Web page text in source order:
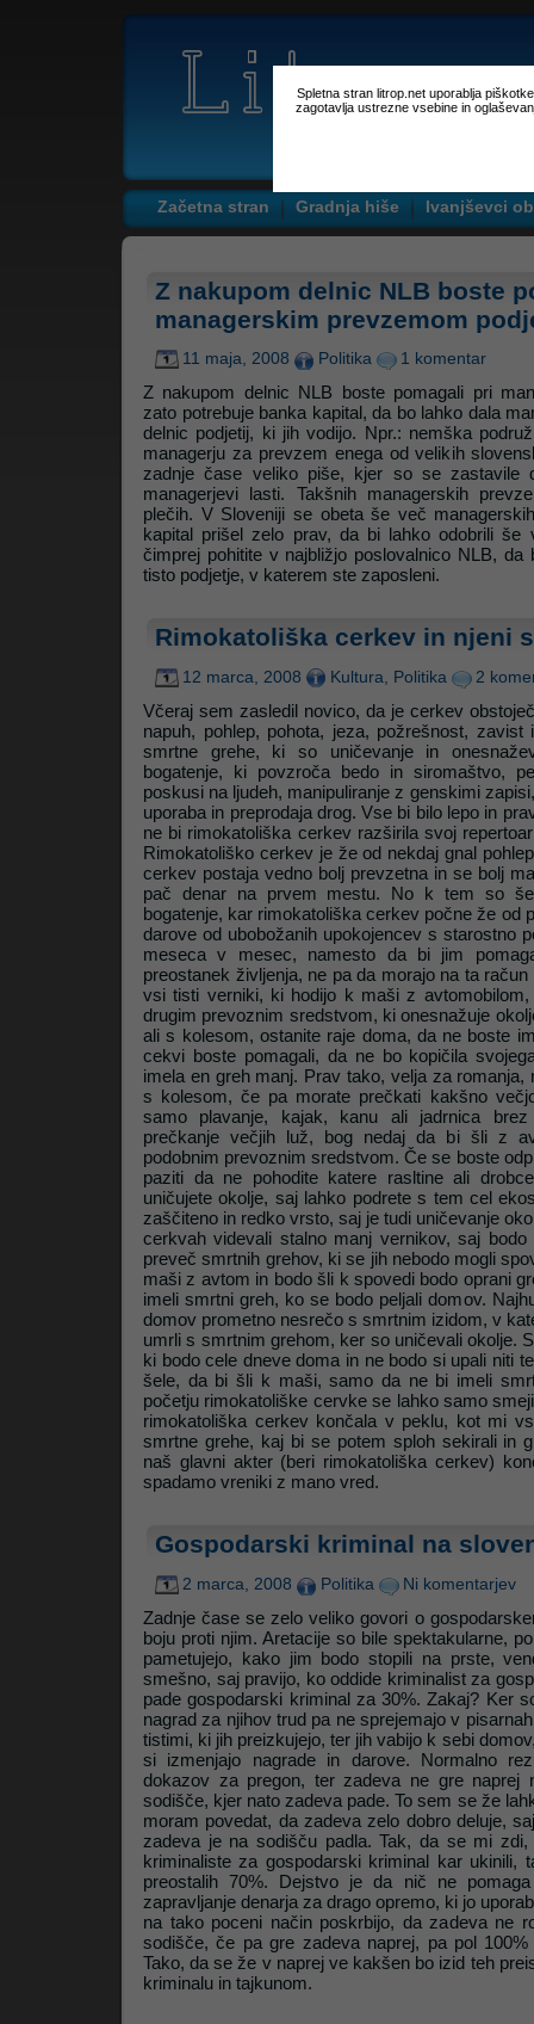
Spletna stran litrop.net uporablja
zagotavlja ustrezne vsebine in
Začetna stran Gradnja hiše Ivanjševci
Z nakupom delnic NLB boste
managerskim prevzemom
11 maja, 2008 Politika 1 komentar
Z nakupom delnic NLB boste pomagali pri
zato potrebuje banka kapital, da bo lahko dala
delnic podjetij, ki jih vodijo. Npr.: nemška
managerju za prevzem enega od velikih
zadnje čase veliko piše, kjer so se zastavile
managerjevi lasti. Takšnih managerskih
plečih. V Sloveniji se obeta še več
kapital prišel zelo prav, da bi lahko odobrili še
čimprej pohitite v najbližjo poslovalnico NLB, da
tisto podjetje, v katerem ste zaposleni.
Rimokatoliška cerkev in njeni
12 marca, 2008 Kultura, Politika 2
Včeraj sem zasledil novico, da je cerkev
napuh, pohlep, pohota, jeza, požrešnost,
smrtne grehe, ki so uničevanje in
bogatenje, ki povzroča bedo in siromaštvo,
poskusi na ljudeh, manipuliranje z genskimi
uporaba in preprodaja drog. Vse bi bilo lepo in
ne bi rimokatoliška cerkev razširila svoj
Rimokatoliško cerkev je že od nekdaj gnal
cerkev postaja vedno bolj prevzetna in se bolj
pač denar na prvem mestu. No k tem so še
bogatenje, kar rimokatoliška cerkev počne že od
darove od ubobožanih upokojencev s starostno
meseca v mesec, namesto da bi jim
preostanek življenja, ne pa da morajo na ta
vsi tisti verniki, ki hodijo k maši z
drugim prevoznim sredstvom, ki onesnažuje
ali s kolesom, ostanite raje doma, da ne boste
cekvi boste pomagali, da ne bo kopičila
imela en greh manj. Prav tako, velja za romanja,
s kolesom, če pa morate prečkati kakšno
samo plavanje, kajak, kanu ali jadrnica
prečkanje večjih luž, bog nedaj da bi šli z
podobnim prevoznim sredstvom. Če se boste
paziti da ne pohodite katere rasltine ali
uničujete okolje, saj lahko podrete s tem cel
zaščiteno in redko vrsto, saj je tudi uničevanje
cerkvah videvali stalno manj vernikov, saj
preveč smrtnih grehov, ki se jih nebodo mogli
maši z avtom in bodo šli k spovedi bodo oprani
imeli smrtni greh, ko se bodo peljali domov.
domov prometno nesrečo s smrtnim izidom, v
umrli s smrtnim grehom, ker so uničevali okolje.
ki bodo cele dneve doma in ne bodo si upali niti
šele, da bi šli k maši, samo da ne bi imeli
početju rimokatoliške cervke se lahko samo
rimokatoliška cerkev končala v peklu, kot mi
smrtne grehe, kaj bi se potem sploh sekirali in
naš glavni akter (beri rimokatoliška cerkev)
spadamo vreniki z mano vred.
Gospodarski kriminal na
2 marca, 2008 Politika Ni komentarjev
Zadnje čase se zelo veliko govori o
boju proti njim. Aretacije so bile spektakularne,
pametujejo, kako jim bodo stopili na prste,
smešno, saj pravijo, ko oddide kriminalist za
pade gospodarski kriminal za 30%. Zakaj? Ker
nagrad za njihov trud pa ne sprejemajo v
tistimi, ki jih preizkujejo, ter jih vabijo k sebi
si izmenjajo nagrade in darove. Normalno
dokazov za pregon, ter zadeva ne gre naprej
sodišče, kjer nato zadeva pade. To sem se že
moram povedat, da zadeva zelo dobro deluje,
zadeva je na sodišču padla. Tak, da se mi
kriminaliste za gospodarski kriminal kar ukinili,
preostalih 70%. Dejstvo je da nič ne
zapravljanje denarja za drago opremo, ki jo
na tako poceni način poskrbijo, da zadeva ne
sodišče, če pa gre zadeva naprej, pa pol
Tako, da se že v naprej ve kakšen bo izid teh
kriminalu in tajkunom.